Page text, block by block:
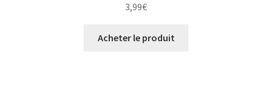
3,99€
Acheter le produit